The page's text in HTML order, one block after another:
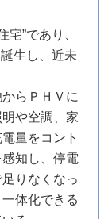
宅”であり、
生し、近未
らＰＨＶに
や空調、家
量をコント
知し、停電
りなくなっ
体化できる